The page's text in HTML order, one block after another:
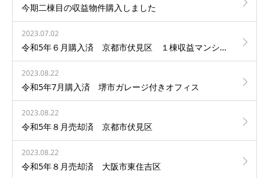
今期二棟目の収益物件購入しました
2023.07.02
令和5年６月購入済 京都市伏見区 １棟収益マンション
2023.08.22
令和5年7月購入済 堺市ガレージ付きオフィス
2023.08.22
令和5年８月売却済 京都市伏見区
2023.08.22
令和5年８月売却済 大阪市東住吉区